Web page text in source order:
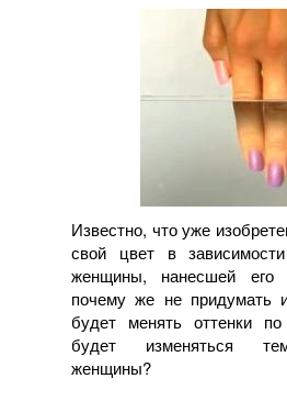
Известно, что уже
свой цвет в
женщины, нанесшей его
почему же не придумать
будет менять оттенки
будет изменяться
женщины?